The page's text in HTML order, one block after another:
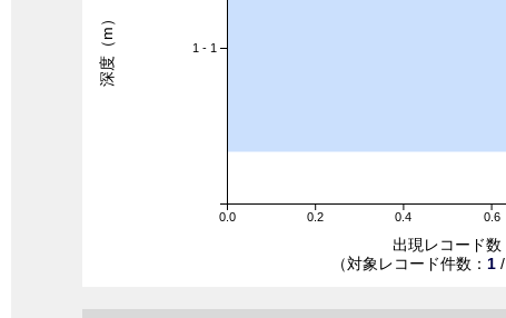
0.0 0.2 0.4 0.6
1 - 1
出現レコード数
（対象レコード件数： 1 /
深度（m）